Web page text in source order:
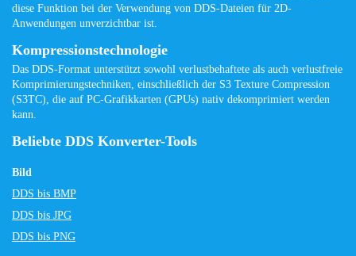
diese Funktion bei der Verwendung von DDS-Dateien für 2D-
Anwendungen unverzichtbar ist.
Kompressionstechnologie
Das DDS-Format unterstützt sowohl verlustbehaftete als auch verlustfreie
Komprimierungstechniken, einschließlich der S3 Texture Compression
(S3TC), die auf PC-Grafikkarten (GPUs) nativ dekomprimiert werden
kann.
Beliebte DDS Konverter-Tools
Bild
DDS bis BMP
DDS bis JPG
DDS bis PNG